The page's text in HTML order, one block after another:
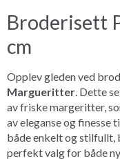
Broderisett
cm
Opplev gleden ved
Margueritter . Dette
av friske margeritter,
av eleganse og finesse
både enkelt og stilfullt,
perfekt valg for både